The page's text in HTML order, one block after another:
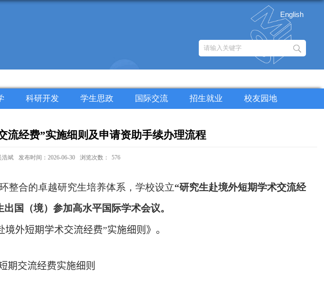
English
科研开发 学生思政 国际交流 招生就业 校友园地
流经费”实施细则及申请资助手续办理流程
浩斌 发布时间：2026-06-30 浏览次数： 576
整合的卓越研究生培养体系，学校设立“研究生赴境外短期学术交流经
国（境）参加高水平国际学术会议。
外短期学术交流经费”实施细则》。
期交流经费实施细则